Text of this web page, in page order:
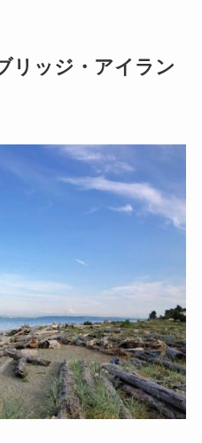
リッジ・アイラン